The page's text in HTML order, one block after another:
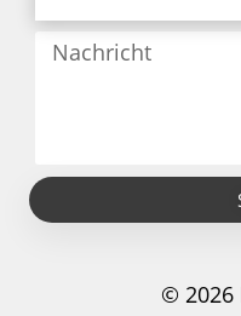
© 2026